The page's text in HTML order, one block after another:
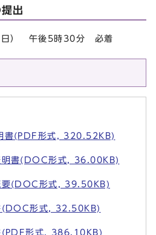
出
日） 午後5時30分 必着
書(PDF形式, 320.52KB)
明書(DOC形式, 36.00KB)
要(DOC形式, 39.50KB)
(DOC形式, 32.50KB)
(PDF形式, 386.10KB)